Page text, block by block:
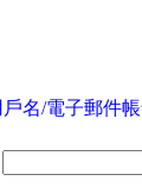
名/電子郵件